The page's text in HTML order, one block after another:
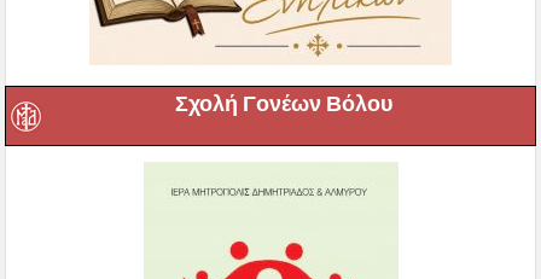
Σχολή Γονέων Βόλου